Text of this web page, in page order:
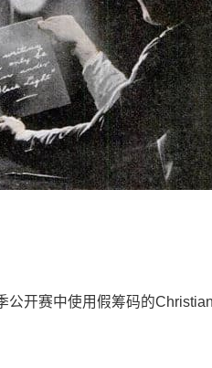
公开赛中使用假筹码的